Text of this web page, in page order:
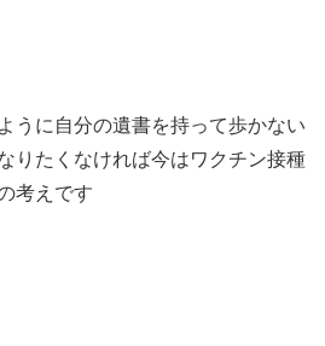
うに自分の遺書を持って歩かない
りたくなければ今はワクチン接種
考えです